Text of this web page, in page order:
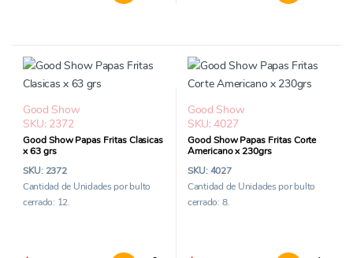
Good Show
SKU: 2372
Good Show Papas Fritas Clasicas
x 63 grs
SKU: 2372
Cantidad de Unidades por bulto
cerrado: 12.
Good Show
SKU: 4027
Good Show Papas Fritas Corte
Americano x 230grs
SKU: 4027
Cantidad de Unidades por bulto
cerrado: 8.